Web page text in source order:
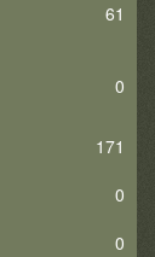
61
0
171
0
0